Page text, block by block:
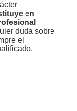
en
duda sobre
el